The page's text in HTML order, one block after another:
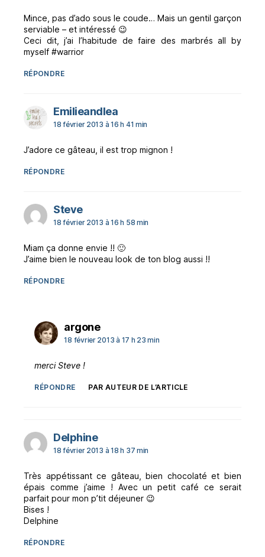
Mince, pas d’ado sous le coude… Mais un gentil garçon
serviable – et intéressé 😉
Ceci dit, j’ai l’habitude de faire des marbrés all by
myself #warrior
RÉPONDRE
Emilieandleadit :
18 février 2013 à 16 h 41 min
J’adore ce gâteau, il est trop mignon !
RÉPONDRE
Stevedit :
18 février 2013 à 16 h 58 min
Miam ça donne envie !! 🙂
J’aime bien le nouveau look de ton blog aussi !!
RÉPONDRE
argonedit :
18 février 2013 à 17 h 23 min
merci Steve !
RÉPONDRE PAR AUTEUR DE L’ARTICLE
Delphinedit :
18 février 2013 à 18 h 37 min
Très appétissant ce gâteau, bien chocolaté et bien
épais comme j’aime ! Avec un petit café ce serait
parfait pour mon p’tit déjeuner 😉
Bises !
Delphine
RÉPONDRE